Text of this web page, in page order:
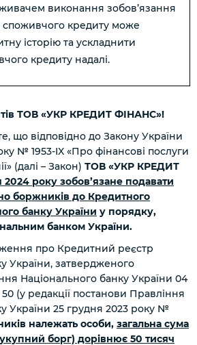
виконання зобов’язання
кредиту може
історію та ускладнити
кредиту надалі.
ТОВ «УКР КРЕДИТ ФІНАНС»!
що відповідно до Закону України
№ 1953-IX «Про фінансові послуги
(далі – Закон) ТОВ «УКР КРЕДИТ
2024 року зобов’язане подавати
боржників до Кредитного
банку України у порядку,
банком України.
про Кредитний реєстр
України, затвердженого
Національного банку України 04
(у редакції постанови Правління
України 25 грудня 2023 року №
належать особи, загальна сума
борг) дорівнює 50 тисяч